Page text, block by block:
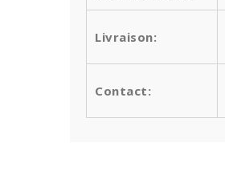
Livraison:
Contact: